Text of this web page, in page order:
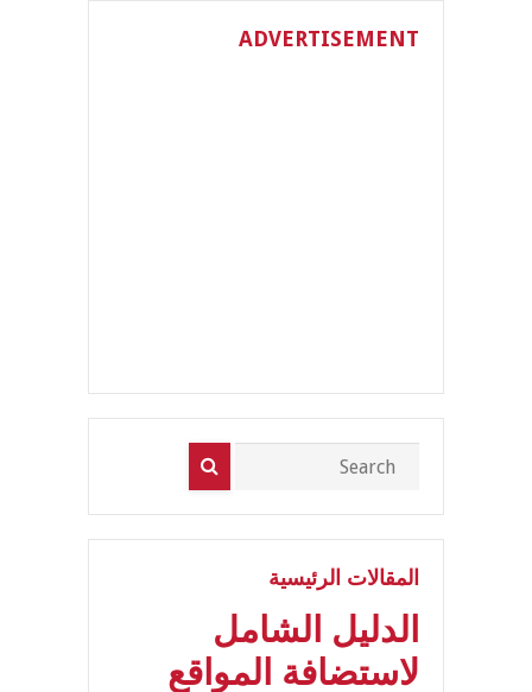
ADVERTISEMENT
المقالات الرئيسية
الدليل الشامل
لاستضافة المواقع